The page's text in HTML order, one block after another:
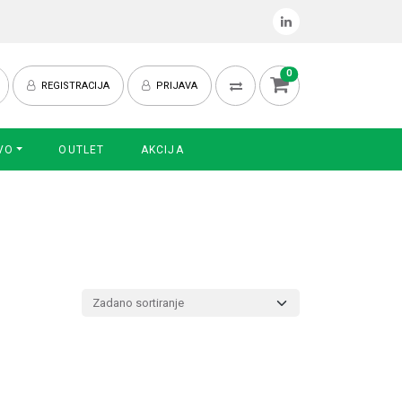
REGISTRACIJA PRIJAVA
0
OUTLET AKCIJA